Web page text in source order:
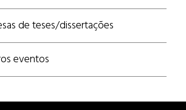
de teses/dissertações
eventos